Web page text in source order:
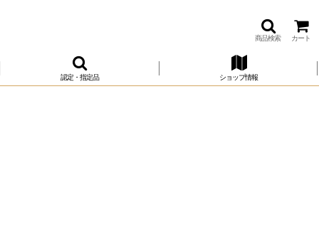
商品検索 カート
認定・指定品 ショップ情報